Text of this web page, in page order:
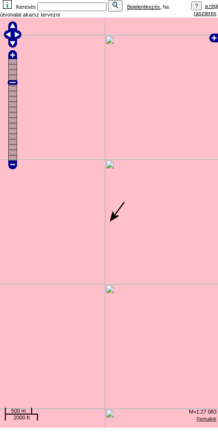
Keresés Bejelentkezés , ha
útvonalat akarsz tervezni
a régi
raszteres
Permalink
500 m
2000 ft
M=1:27 083